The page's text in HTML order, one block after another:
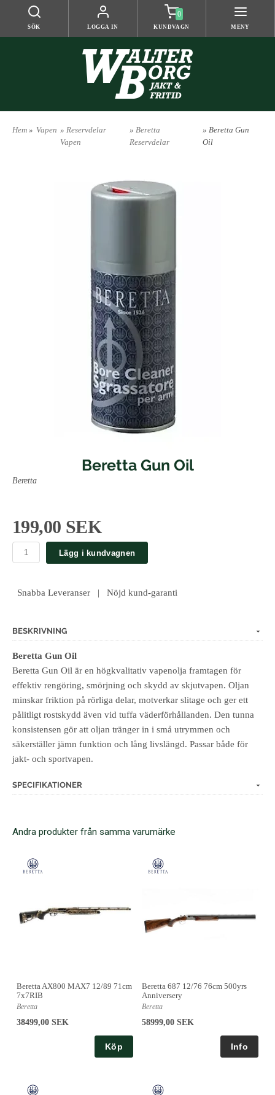
SÖK LOGGA IN
0
KUNDVAGN MENY
Hem » Vapen » Reservdelar
Vapen
»Beretta
Reservdelar
» Beretta Gun
Oil
Beretta Gun Oil
Beretta
199,00 SEK
Lägg i kundvagnen
Snabba Leveranser | Nöjd kund-garanti
BESKRIVNING
Beretta Gun Oil
Beretta Gun Oil är en högkvalitativ vapenolja framtagen för
effektiv rengöring, smörjning och skydd av skjutvapen. Oljan
minskar friktion på rörliga delar, motverkar slitage och ger ett
pålitligt rostskydd även vid tuffa väderförhållanden. Den tunna
konsistensen gör att oljan tränger in i små utrymmen och
säkerställer jämn funktion och lång livslängd. Passar både för
jakt- och sportvapen.
SPECIFIKATIONER
Andra produkter från samma varumärke
Beretta AX800 MAX7 12/89 71cm
7x7RIB
Beretta
38499,00 SEK
Köp
Beretta 687 12/76 76cm 500yrs
Anniversery
Beretta
58999,00 SEK